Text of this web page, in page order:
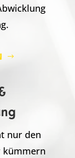
nur den
kümmern